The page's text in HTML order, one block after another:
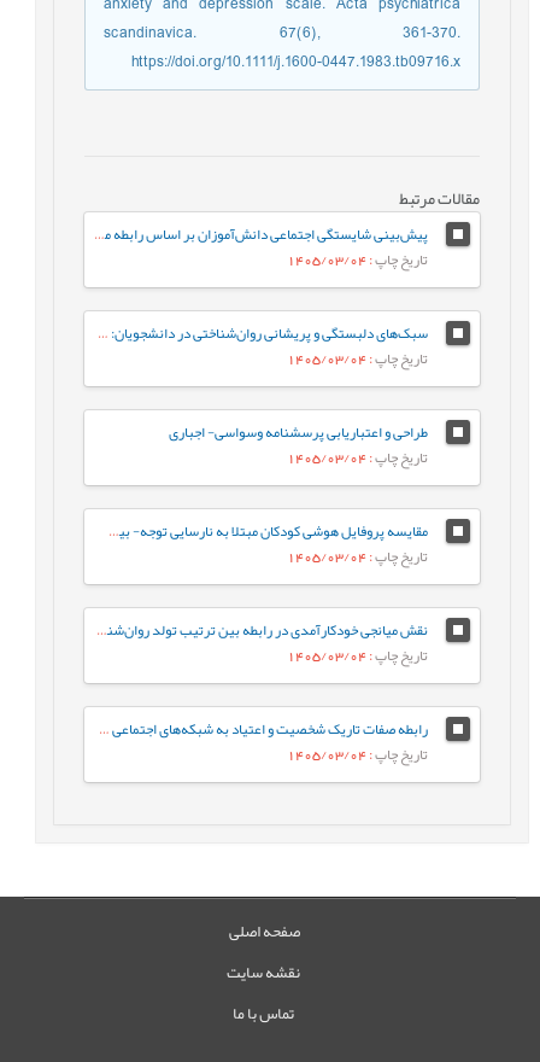
scandinavica. 67(6), 361-370.
https://doi.org/10.1111/j.1600-0447.1983.tb09716.x
مقالات مرتبط
پیش‌بینی شایستگی اجتماعی دانش‌آموزان بر اساس رابطه معلم-دانش‌آموز و احساس تعلق به مدرسه: نقش واسطه‌ای تنظیم رفتاری هیجان
تاریخ چاپ: 1405/03/04
سبک‌های دلبستگی و پریشانی روان‌شناختی در دانشجویان: نقش واسطه‌ای تنظیم هیجان بین فردی
تاریخ چاپ: 1405/03/04
طراحی و اعتباریابی پرسشنامه وسواسی- اجباری
تاریخ چاپ: 1405/03/04
مقایسه پروفایل هوشی کودکان مبتلا به نارسایی توجه- بیش‌فعالی با کودکان عادی براساس شاخص‌های جانبی و مکمل آزمون WISC-V
تاریخ چاپ: 1405/03/04
نقش میانجی خودکارآمدی در رابطه‌ بین ترتیب تولد روان‌شناختی و جوخانواده با رفتارهای جامعه پسند در دانشجویان
تاریخ چاپ: 1405/03/04
رابطه صفات تاریک شخصیت و اعتیاد به شبکه‌های اجتماعی مجازی با نقش میانجی سبک‌های مقابله‌ای
تاریخ چاپ: 1405/03/04
صفحه اصلی
نقشه سایت
تماس با ما